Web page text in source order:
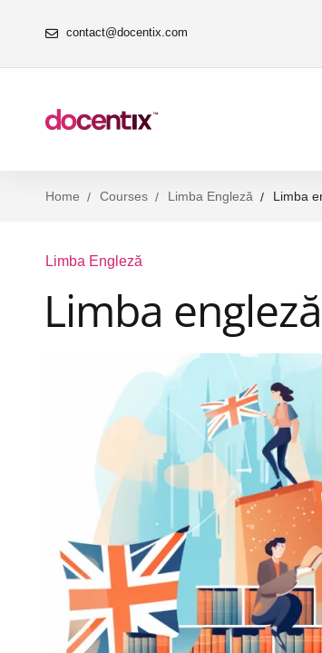
contact@docentix.com
Home Courses Limba Engleză Limba
Limba Engleză
Limba